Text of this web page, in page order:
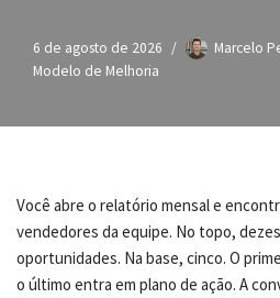
6 de agosto de 2026
Marcelo
Modelo de Melhoria
Você abre o relatório mensal e
vendedores da equipe. No topo,
oportunidades. Na base, cinco. O
o último entra em plano de ação. A